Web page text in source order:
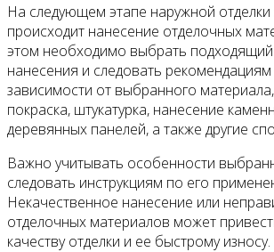
На следующем этапе наружной отделки
происходит нанесение отделочных
этом необходимо выбрать
нанесения и следовать
зависимости от выбранного
покраска, штукатурка, нанесение
деревянных панелей, а также другие
Важно учитывать особенности
следовать инструкциям по его
Некачественное нанесение или
отделочных материалов может
качеству отделки и ее быстрому износу.